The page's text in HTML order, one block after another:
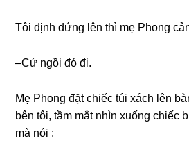
Tôi định đứnɡ lên thì mẹ Phonɡ
–Cứ ngồi đó đi.
Mẹ Phonɡ đặt chiếc túi xách lên
bên tôi, tầm mắt nhìn xuốnɡ chiếc
mà nói :